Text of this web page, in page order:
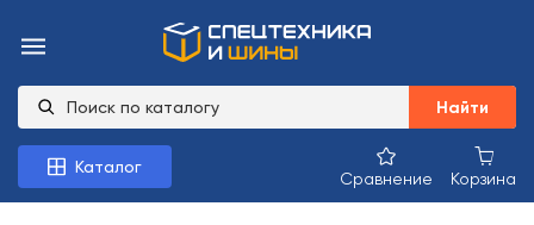
Найти
Каталог
Сравнение Корзина